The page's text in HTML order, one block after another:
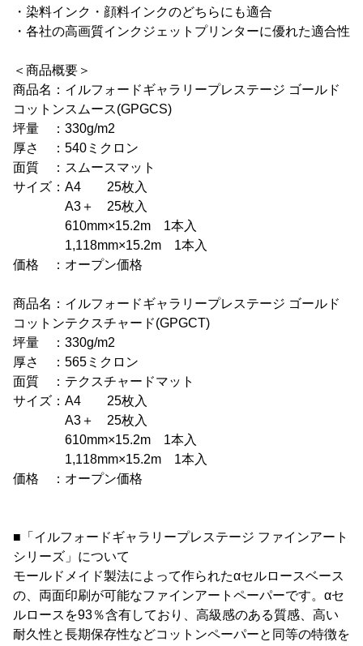
・染料インク・顔料インクのどちらにも適合
・各社の高画質インクジェットプリンターに優れた適合性
＜商品概要＞
商品名：イルフォードギャラリープレステージ ゴールド
コットンスムース(GPGCS)
坪量 ：330g/m2
厚さ ：540ミクロン
面質 ：スムースマット
サイズ：A4 25枚入
A3＋ 25枚入
610mm×15.2m 1本入
1,118mm×15.2m 1本入
価格 ：オープン価格
商品名：イルフォードギャラリープレステージ ゴールド
コットンテクスチャード(GPGCT)
坪量 ：330g/m2
厚さ ：565ミクロン
面質 ：テクスチャードマット
サイズ：A4 25枚入
A3＋ 25枚入
610mm×15.2m 1本入
1,118mm×15.2m 1本入
価格 ：オープン価格
■「イルフォードギャラリープレステージ ファインアート
シリーズ」について
モールドメイド製法によって作られたαセルロースベース
の、両面印刷が可能なファインアートペーパーです。αセ
ルロースを93％含有しており、高級感のある質感、高い
耐久性と長期保存性などコットンペーパーと同等の特徴を